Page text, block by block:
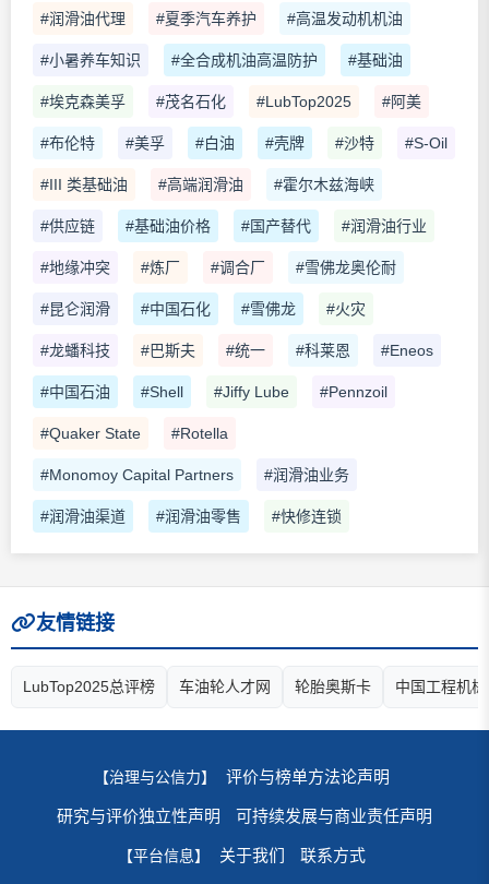
#润滑油代理 #夏季汽车养护 #高温发动机机油
#小暑养车知识 #全合成机油高温防护 #基础油
#埃克森美孚 #茂名石化 #LubTop2025 #阿美
#布伦特 #美孚 #白油 #壳牌 #沙特 #S-Oil
#III 类基础油 #高端润滑油 #霍尔木兹海峡
#供应链 #基础油价格 #国产替代 #润滑油行业
#地缘冲突 #炼厂 #调合厂 #雪佛龙奥伦耐
#昆仑润滑 #中国石化 #雪佛龙 #火灾
#龙蟠科技 #巴斯夫 #统一 #科莱恩 #Eneos
#中国石油 #Shell #Jiffy Lube #Pennzoil
#Quaker State #Rotella
#Monomoy Capital Partners #润滑油业务
#润滑油渠道 #润滑油零售 #快修连锁
友情链接
LubTop2025总评榜 车油轮人才网 轮胎奥斯卡 中国工程机
【治理与公信力】 评价与榜单方法论声明
研究与评价独立性声明 可持续发展与商业责任声明
【平台信息】 关于我们 联系方式